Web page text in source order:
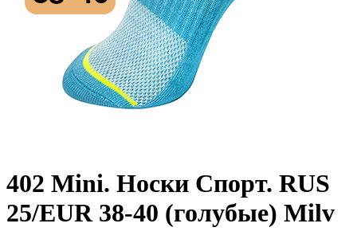
402 Mini. Носки Спорт. RUS
25/EUR 38-40 (голубые) Milv